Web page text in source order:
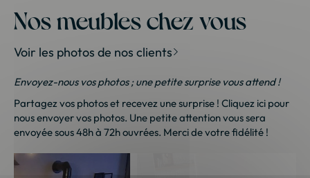
Nos meubles chez vous
Voir les photos de nos clients
Envoyez-nous vos photos ; une petite surprise vous attend !
Partagez vos photos et recevez une surprise ! Cliquez ici pour
nous envoyer vos photos. Une petite attention vous sera
envoyée sous 48h à 72h ouvrées. Merci de votre fidélité !